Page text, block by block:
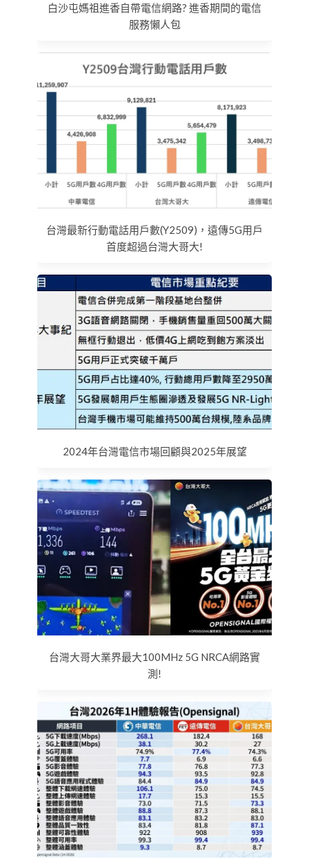
白沙屯媽祖進香自帶電信網路? 進香期間的電信
服務懶人包
台灣最新行動電話用戶數(Y2509)，遠傳5G用戶
首度超過台灣大哥大!
2024年台灣電信市場回顧與2025年展望
台灣大哥大業界最大100MHz 5G NRCA網路實
測!